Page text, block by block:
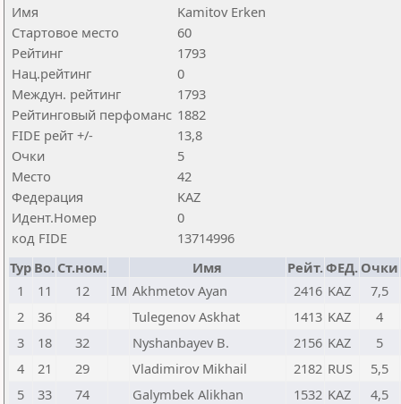
Имя
Kamitov Erken
Стартовое место
60
Рейтинг
1793
Нац.рейтинг
0
Междун. рейтинг
1793
Рейтинговый перфоманс 1882
FIDE рейт +/-
13,8
Очки
5
Место
42
Федерация
KAZ
Идент.Номер
0
код FIDE
13714996
Тур Bo. Ст.ном. Имя Рейт.ФЕД. Очки
1
11 12 IM Akhmetov Ayan 2416 KAZ
7,5
2
36 84 Tulegenov Askhat 1413 KAZ
4
3
18 32 Nyshanbayev B. 2156 KAZ
5
4
21 29 Vladimirov Mikhail 2182 RUS
5,5
5
33 74 Galymbek Alikhan 1532 KAZ
4,5